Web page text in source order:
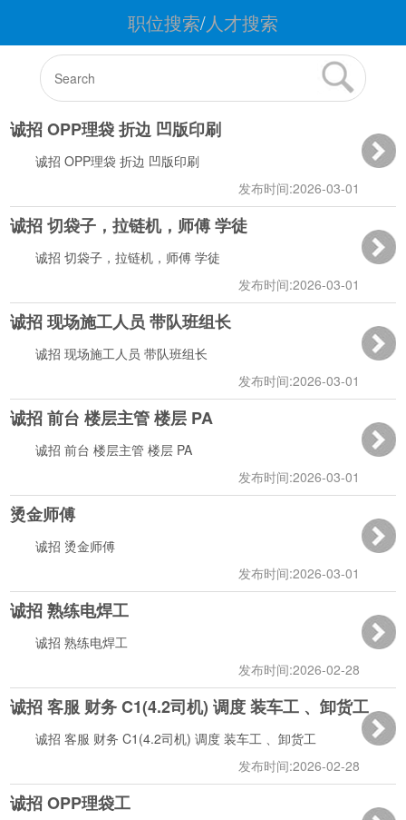
职位搜索/人才搜索
诚招 OPP理袋 折边 凹版印刷
发布时间:2026-03-01
10:32:55
诚招 OPP理袋 折边 凹版印刷
诚招 切袋子，拉链机，师傅 学徒
发布时间:2026-03-01
诚招 切袋子，拉链机，师傅 学徒
诚招 现场施工人员 带队班组长
发布时间:2026-03-01
诚招 现场施工人员 带队班组长
诚招 前台 楼层主管 楼层 PA
发布时间:2026-03-01
诚招 前台 楼层主管 楼层 PA
烫金师傅
发布时间:2026-03-01
诚招 烫金师傅
诚招 熟练电焊工
发布时间:2026-02-28
18:37:44
诚招 熟练电焊工
诚招 客服 财务 C1(4.2司机) 调度 装车工 、卸货工
发布时间:2026-02-28
诚招 客服 财务 C1(4.2司机) 调度 装车工 、卸货工
诚招 OPP理袋工